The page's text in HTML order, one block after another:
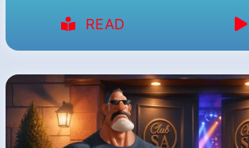
READ